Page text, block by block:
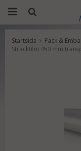
Startsida Pack &
Sträckfilm 450 mm